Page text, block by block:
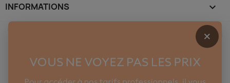
INFORMATIONS keyboard_arrow_down
×